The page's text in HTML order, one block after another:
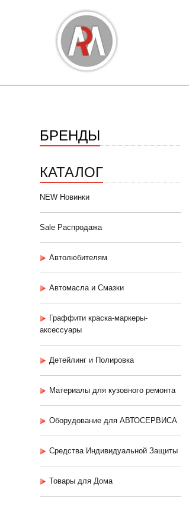
БРЕНДЫ
КАТАЛОГ
NEW Новинки
Sale Распродажа
Автолюбителям
Автомасла и Смазки
Граффити краска-маркеры-
аксессуары
Детейлинг и Полировка
Материалы для кузовного ремонта
Оборудование для АВТОСЕРВИСА
Средства Индивидуальной Защиты
Товары для Дома